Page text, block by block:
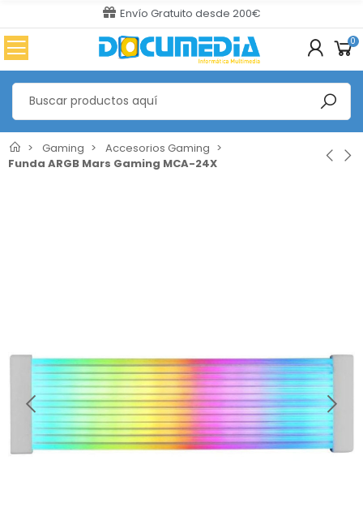
Envío Gratuito desde 200€
0
Gaming
Accesorios Gaming
Funda ARGB Mars Gaming MCA-24X